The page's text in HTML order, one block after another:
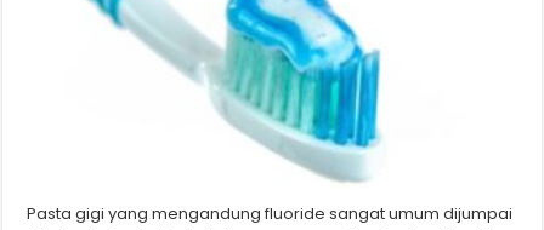
Pasta gigi yang mengandung fluoride sangat umum dijumpai